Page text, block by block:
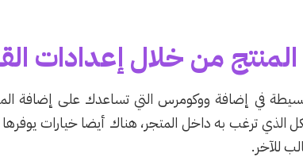
من خلال إعدادات
في إضافة ووكومرس التي تساعدك على إضافة
الذي ترغب به داخل المتجر، هناك أيضا خيارات
للآخر.